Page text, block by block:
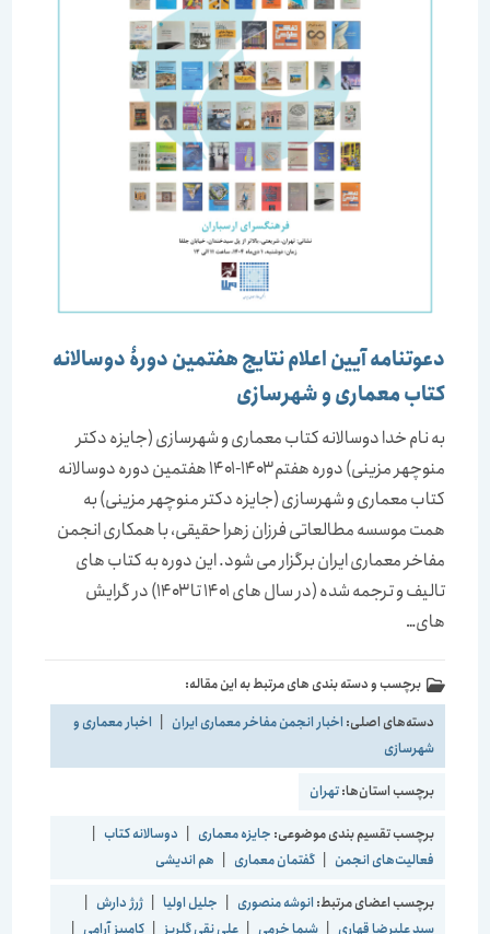
دعوتنامه آیین اعلام نتایج هفتمین دورۀ دوسالانه
کتاب معماری و شهرسازی
به نام خدا دوسالانه کتاب معماری و شهرسازی (جایزه دکتر
منوچهر مزینی) دوره هفتم ۱۴۰۳-۱۴۰۱ هفتمین دوره دوسالانه
کتاب معماری و شهرسازی (جایزه دکتر منوچهر مزینی) به
همت موسسه مطالعاتی فرزان زهرا حقیقی، با همکاری انجمن
مفاخر معماری ایران برگزار می شود. این دوره به کتاب های
تالیف و ترجمه شده (در سال های ۱۴۰۱ تا ۱۴۰۳) در گرایش
های…
برچسب و دسته بندی های مرتبط به این مقاله:
دسته‌های اصلی:اخبار انجمن مفاخر معماری ایران |
اخبار معماری و
شهرسازی
برچسب استان‌ها:تهران
برچسب تقسیم بندی موضوعی:جایزه معماری | دوسالانه کتاب |
فعالیت‌های انجمن | گفتمان معماری | هم اندیشی
برچسب اعضای مرتبط:انوشه منصوری | جلیل اولیا | ژرژ دارش |
سید علیرضا قهاری | شیما خرمی | علی نقی گلریز | کامبیز آرامی |